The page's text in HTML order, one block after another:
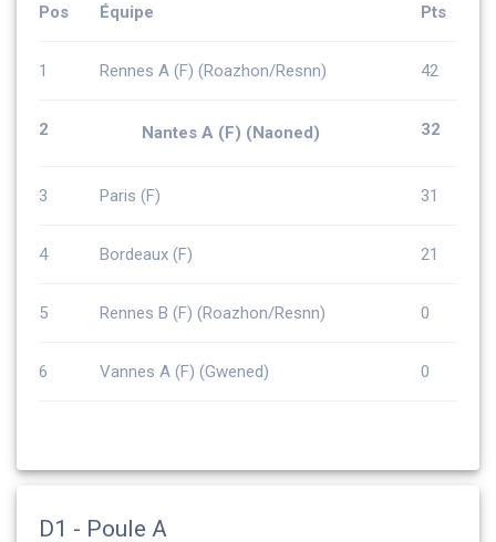
Pos Équipe Pts
1 Rennes A (F) (Roazhon/Resnn) 42
2 Nantes A (F) (Naoned) 32
3 Paris (F) 31
4 Bordeaux (F) 21
5 Rennes B (F) (Roazhon/Resnn) 0
6 Vannes A (F) (Gwened) 0
D1 - Poule A